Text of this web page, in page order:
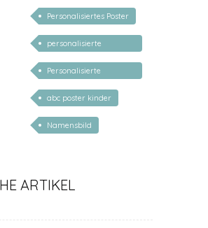
Geschenk Kind
Personalisiertes Poster
personalisierte
Geschenke
Personalisierte
Geschenke für Kinder
abc poster kinder
Namensbild
ARTIKEL